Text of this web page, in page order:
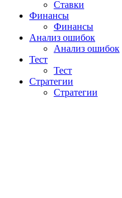
Ставки
Финансы
Финансы
Анализ ошибок
Анализ ошибок
Тест
Тест
Стратегии
Стратегии